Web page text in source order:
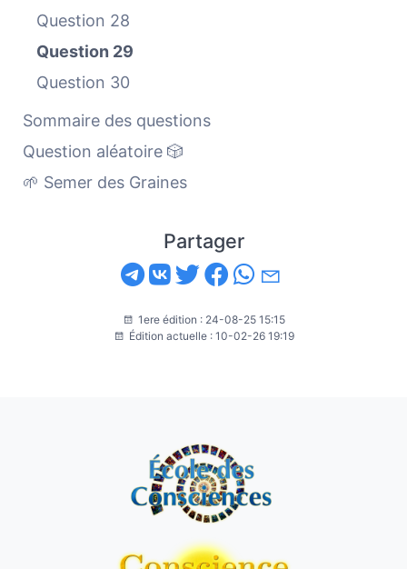
Question 28
Question 29
Question 30
Sommaire des questions
Question aléatoire 🎲
🌱 Semer des Graines
Partager
1ere édition : 24-08-25 15:15
Édition actuelle : 10-02-26 19:19